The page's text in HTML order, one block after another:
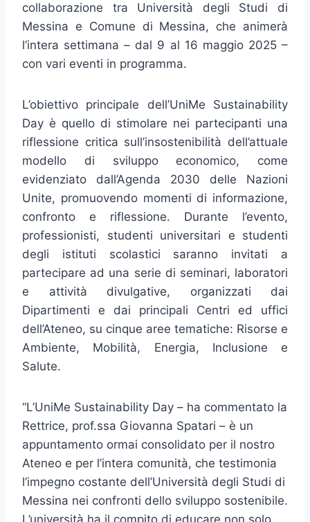
collaborazione tra Università degli Studi di
Messina e Comune di Messina, che animerà
l’intera settimana – dal 9 al 16 maggio 2025 –
con vari eventi in programma.
L’obiettivo principale dell’UniMe Sustainability
Day è quello di stimolare nei partecipanti una
riflessione critica sull’insostenibilità dell’attuale
modello di sviluppo economico, come
evidenziato dall’Agenda 2030 delle Nazioni
Unite, promuovendo momenti di informazione,
confronto e riflessione. Durante l’evento,
professionisti, studenti universitari e studenti
degli istituti scolastici saranno invitati a
partecipare ad una serie di seminari, laboratori
e attività divulgative, organizzati dai
Dipartimenti e dai principali Centri ed uffici
dell’Ateneo, su cinque aree tematiche: Risorse e
Ambiente, Mobilità, Energia, Inclusione e
Salute.
“L’UniMe Sustainability Day – ha commentato la
Rettrice, prof.ssa Giovanna Spatari – è un
appuntamento ormai consolidato per il nostro
Ateneo e per l’intera comunità, che testimonia
l’impegno costante dell’Università degli Studi di
Messina nei confronti dello sviluppo sostenibile.